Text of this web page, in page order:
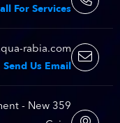
For Services
rabia.com
Send Us Email
- New